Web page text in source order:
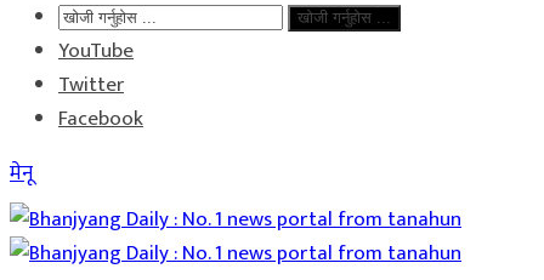
खोजी गर्नुहोस ...
YouTube
Twitter
Facebook
मेनू